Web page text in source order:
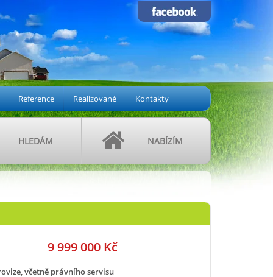
Reference Realizované Kontakty
HLEDÁM NABÍZÍM
9 999 000 Kč
včetně právního servisu